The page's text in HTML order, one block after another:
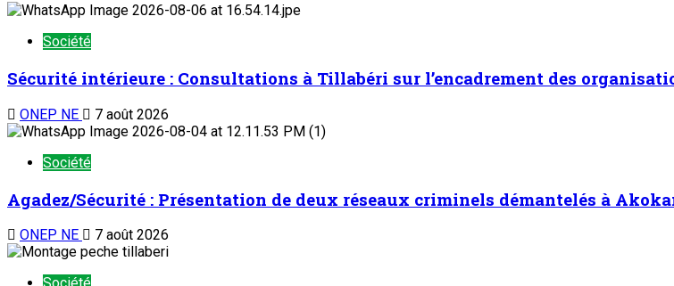
Société
Sécurité intérieure : Consultations à Tillabéri sur l’encadrement des
ONEP NE 7 août 2026
Société
Agadez/Sécurité : Présentation de deux réseaux criminels démantelés à
ONEP NE 7 août 2026